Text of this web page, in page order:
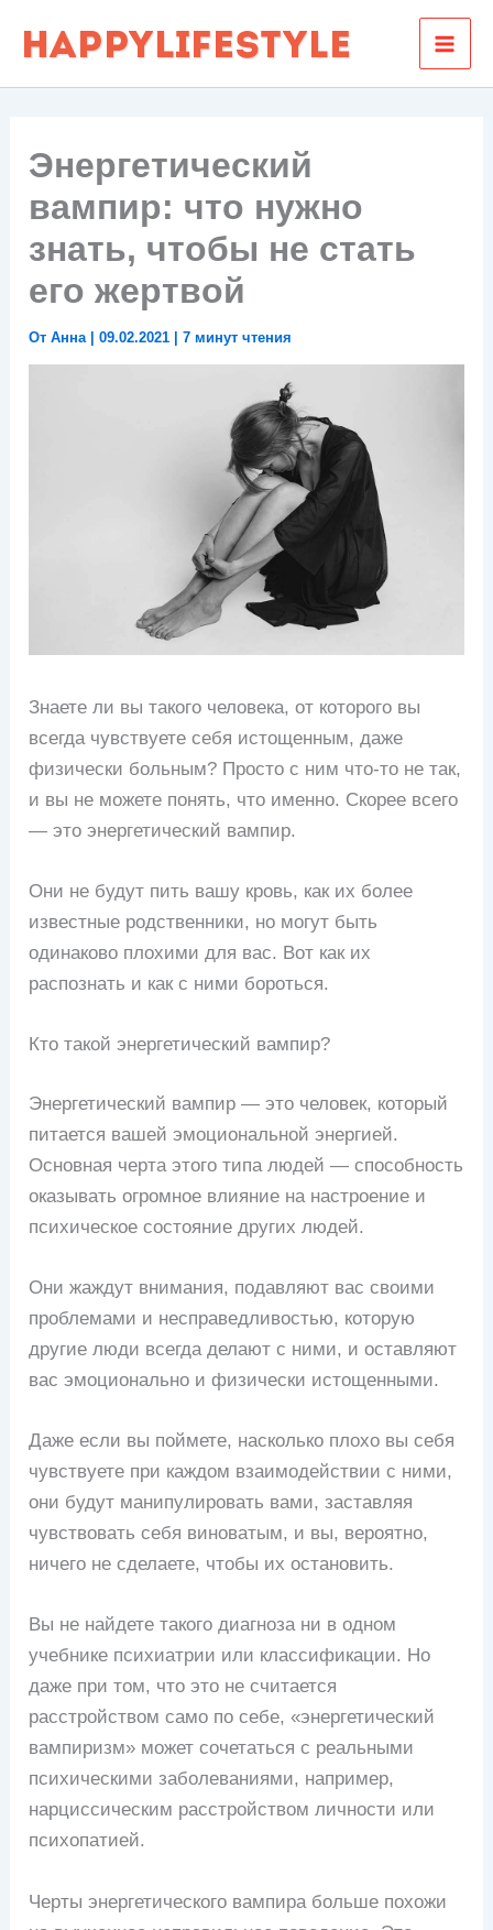
Энергетический
вампир: что нужно
знать, чтобы не стать
его жертвой
ОтАнна |09.02.2021 |7 минут чтения
Знаете ли вы такого человека, от которого вы
всегда чувствуете себя истощенным, даже
физически больным? Просто с ним что-то не так,
и вы не можете понять, что именно. Скорее всего
— это энергетический вампир.
Они не будут пить вашу кровь, как их более
известные родственники, но могут быть
одинаково плохими для вас. Вот как их
распознать и как с ними бороться.
Кто такой энергетический вампир?
Энергетический вампир — это человек, который
питается вашей эмоциональной энергией.
Основная черта этого типа людей — способность
оказывать огромное влияние на настроение и
психическое состояние других людей.
Они жаждут внимания, подавляют вас своими
проблемами и несправедливостью, которую
другие люди всегда делают с ними, и оставляют
вас эмоционально и физически истощенными.
Даже если вы поймете, насколько плохо вы себя
чувствуете при каждом взаимодействии с ними,
они будут манипулировать вами, заставляя
чувствовать себя виноватым, и вы, вероятно,
ничего не сделаете, чтобы их остановить.
Вы не найдете такого диагноза ни в одном
учебнике психиатрии или классификации. Но
даже при том, что это не считается
расстройством само по себе, «энергетический
вампиризм» может сочетаться с реальными
психическими заболеваниями, например,
нарциссическим расстройством личности или
психопатией.
Черты энергетического вампира больше похожи